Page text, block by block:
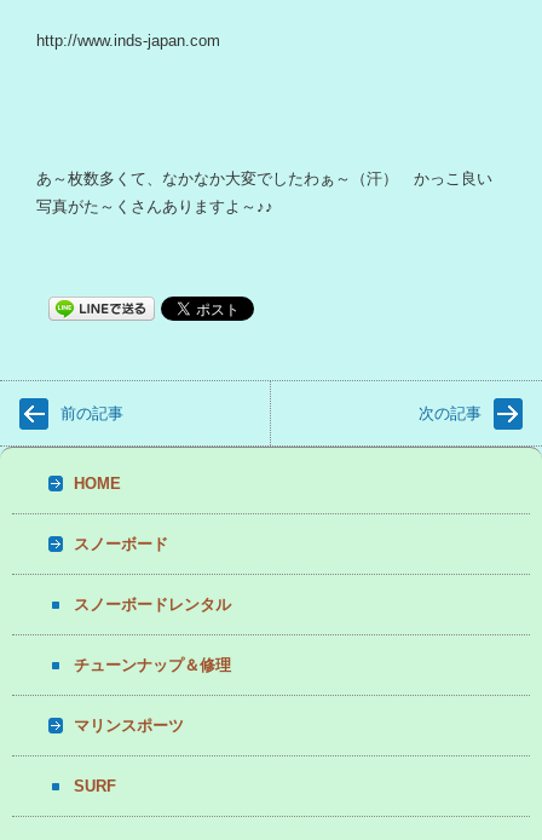
http://www.inds-japan.com
あ～枚数多くて、なかなか大変でしたわぁ～（汗） かっこ良い
写真がた～くさんありますよ～♪♪
前の記事 次の記事
HOME
スノーボード
スノーボードレンタル
チューンナップ＆修理
マリンスポーツ
SURF